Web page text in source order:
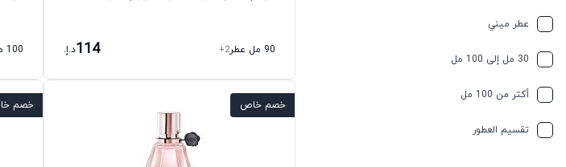
عطر ميني
30 مل إلى 100 مل
أكثر من 100 مل
تقسیم العطور
90 مل عطر +2
114د.إ. 100 مل عطر
خصم خاص خصم